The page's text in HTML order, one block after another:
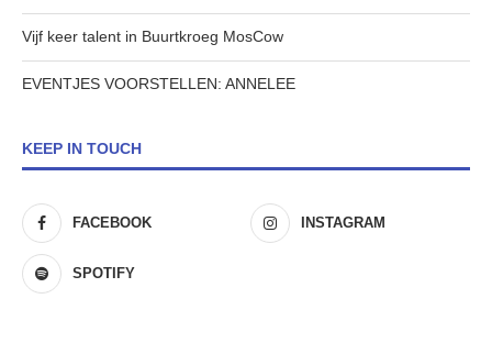
Vijf keer talent in Buurtkroeg MosCow
EVENTJES VOORSTELLEN: ANNELEE
KEEP IN TOUCH
FACEBOOK INSTAGRAM
SPOTIFY